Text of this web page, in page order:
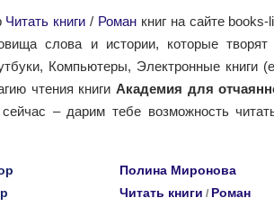
Читать книги / Роман книг на сайте
слова и истории, которые
Компьютеры, Электронные книги
чтения книги Академия для
– дарим тебе возможность
Полина Миронова
Читать книги / Роман